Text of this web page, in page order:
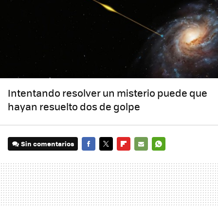
Intentando resolver un misterio puede que
hayan resuelto dos de golpe
Sin comentarios
MAIL